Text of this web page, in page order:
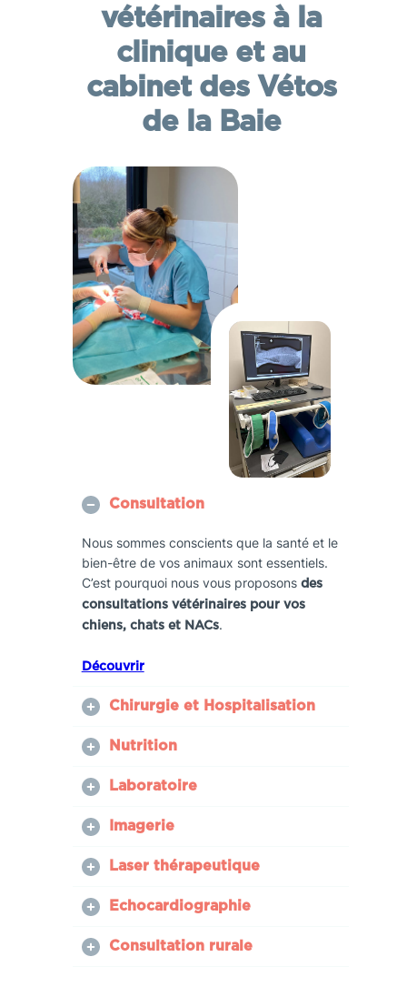
vétérinaires à la
clinique et au
cabinet des Vétos
de la Baie
Consultation
Nous sommes conscients que la santé et le
bien-être de vos animaux sont essentiels.
C’est pourquoi nous vous proposons des
consultations vétérinaires pour vos
chiens, chats et NACs.
Découvrir
Chirurgie et Hospitalisation
Nutrition
Laboratoire
Imagerie
Laser thérapeutique
Echocardiographie
Consultation rurale